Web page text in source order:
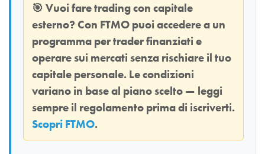
🎯 Vuoi fare trading con capitale
esterno? Con FTMO puoi accedere a un
programma per trader finanziati e
operare sui mercati senza rischiare il tuo
capitale personale. Le condizioni
variano in base al piano scelto — leggi
sempre il regolamento prima di iscriverti.
Scopri FTMO.